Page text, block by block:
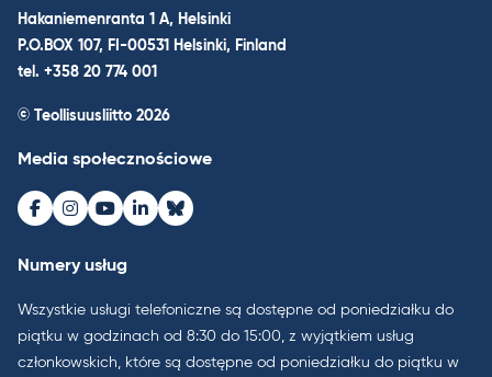
Hakaniemenranta 1 A, Helsinki
P.O.BOX 107, FI-00531 Helsinki, Finland
tel. +358 20 774 001
© Teollisuusliitto 2026
Media społecznościowe
Facebook
Instagram
Youtube
LinkedInBluesky
Numery usług
Wszystkie usługi telefoniczne są dostępne od poniedziałku do
piątku w godzinach od 8:30 do 15:00, z wyjątkiem usług
członkowskich, które są dostępne od poniedziałku do piątku w